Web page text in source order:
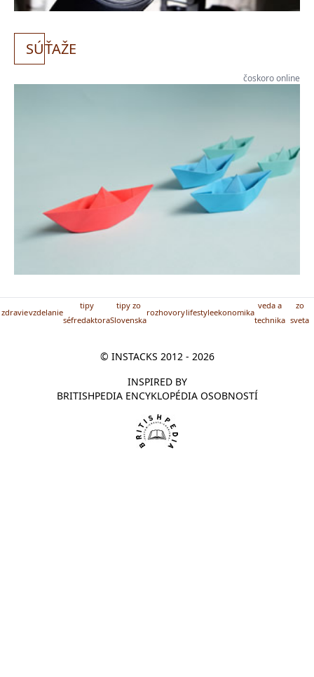
SÚŤAŽE
čoskoro online
zdravievzdelanie
tipy
séfredaktora
tipy zo
Slovenska
rozhovorylifestyleekonomika
veda a
technika
zo
sveta
© INSTACKS 2012 - 2026
INSPIRED BY
BRITISHPEDIA ENCYKLOPÉDIA OSOBNOSTÍ